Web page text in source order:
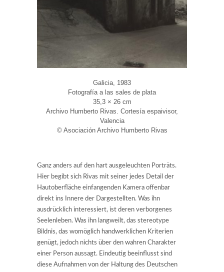
Galicia, 1983
Fotografía a las sales de plata
35,3 × 26 cm
Archivo Humberto Rivas. Cortesía espaivisor,
Valencia
© Asociación Archivo Humberto Rivas
Ganz anders auf den hart ausgeleuchten Porträts.
Hier begibt sich Rivas mit seiner jedes Detail der
Hautoberfläche einfangenden Kamera offenbar
direkt ins Innere der Dargestellten. Was ihn
ausdrücklich interessiert, ist deren verborgenes
Seelenleben. Was ihn langweilt, das stereotype
Bildnis, das womöglich handwerklichen Kriterien
genügt, jedoch nichts über den wahren Charakter
einer Person aussagt. Eindeutig beeinflusst sind
diese Aufnahmen von der Haltung des Deutschen